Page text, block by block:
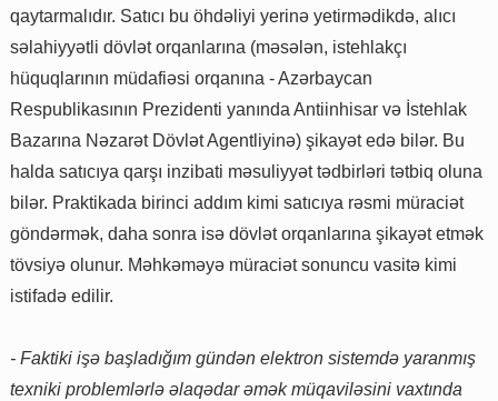
qaytarmalıdır. Satıcı bu öhdəliyi yerinə yetirmədikdə, alıcı
səlahiyyətli dövlət orqanlarına (məsələn, istehlakçı
hüquqlarının müdafiəsi orqanına - Azərbaycan
Respublikasının Prezidenti yanında Antiinhisar və İstehlak
Bazarına Nəzarət Dövlət Agentliyinə) şikayət edə bilər. Bu
halda satıcıya qarşı inzibati məsuliyyət tədbirləri tətbiq oluna
bilər. Praktikada birinci addım kimi satıcıya rəsmi müraciət
göndərmək, daha sonra isə dövlət orqanlarına şikayət etmək
tövsiyə olunur. Məhkəməyə müraciət sonuncu vasitə kimi
istifadə edilir.
- Faktiki işə başladığım gündən elektron sistemdə yaranmış
texniki problemlərlə əlaqədar əmək müqaviləsini vaxtında